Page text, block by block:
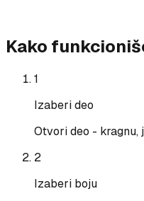
Kako
1
Izaberi deo
Otvori deo - kragnu,
2
Izaberi boju